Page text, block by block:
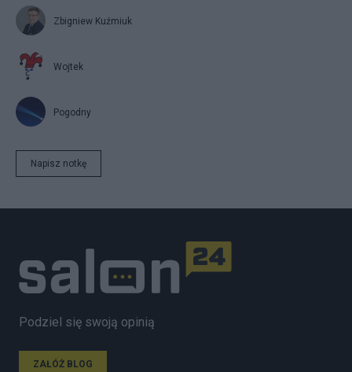
Zbigniew Kuźmiuk
Wojtek
Pogodny
Napisz notkę
Podziel się swoją opinią
ZAŁÓŻ BLOG